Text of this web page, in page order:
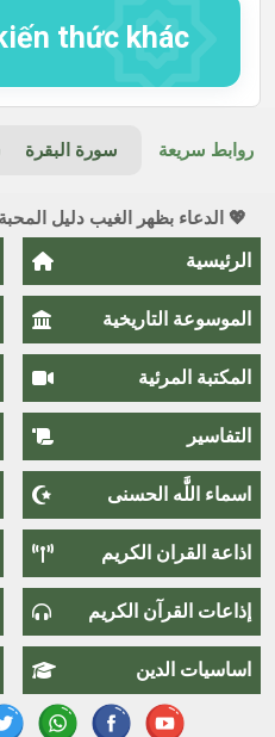
thức khác
روابط سريعة سورة البقرة
💖 الدعاء بظهر الغيب دليل
الرئيسية
الموسوعة التاريخية
المكتبة المرئية
التفاسير
اسماء اللَّٰه الحسنى
اذاعة القران الكريم
إذاعات القرآن الكريم
اساسيات الدين